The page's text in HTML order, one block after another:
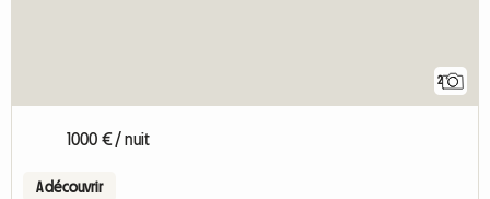
2
1000 € / nuit
A découvrir